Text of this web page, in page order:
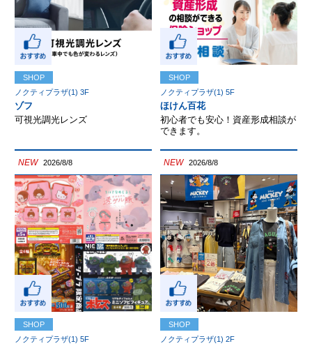
SHOP
ノクティプラザ(1) 3F
ゾフ
可視光調光レンズ
SHOP
ノクティプラザ(1) 5F
ほけん百花
初心者でも安心！資産形成相談が
できます。
NEW 2026/8/8
SHOP
ノクティプラザ(1) 5F
NEW 2026/8/8
SHOP
ノクティプラザ(1) 2F